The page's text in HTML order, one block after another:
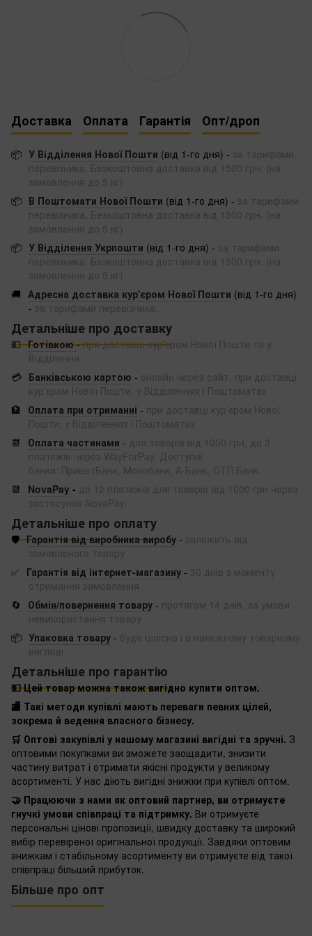
Доставка Оплата Гарантія Опт/дроп
📦 У Відділення Нової Пошти (від 1-го дня) - за тарифами
перевізника. Безкоштовна доставка від 1500 грн. (на
замовлення до 5 кг)
📦 В Поштомати Нової Пошти (від 1-го дня) - за тарифами
перевізника. Безкоштовна доставка від 1500 грн. (на
замовлення до 5 кг)
📦 У Відділення Укрпошти (від 1-го дня) - за тарифами
перевізника. Безкоштовна доставка від 1500 грн. (на
замовлення до 5 кг)
🚚 Адресна доставка кур'єром Нової Пошти (від 1-го дня)
- за тарифами перевізника.
Детальніше про доставку
💵 Готівкою -при доставці кур'єром Нової Пошти та у
Відділення
💳 Банківською картою - онлайн через сайт, при доставці
кур'єром Нової Пошти, у Відділеннях і Поштоматах
🏦
Оплата при отриманні - при доставці кур'єром Нової
Пошти, у Відділеннях і Поштоматах
📆
Оплата частинами - для товарів від 1000 грн, до 3
платежів через WayForPay. Доступні
банки: ПриватБанк, Монобанк, А-Банк, ОТП Банк.
📆
NovaPay - до 12 платежів для товарів від 1000 грн через
застосунок NovaPay.
Детальніше про оплату
🛡️ Гарантія від виробника виробу - залежить від
замовленого товару
✅ Гарантія від інтернет-магазину - 30 днів з моменту
отримання замовлення
🔄
Обмін/повернення товару - протягом 14 днів, за умови
невикористання товару
📦 Упаковка товару - буде цілісна і в належному товарному
вигляді
Детальніше про гарантію
💵 Цей товар можна також вигідно купити оптом.
🏬 Такі методи купівлі мають переваги певних цілей,
зокрема й ведення власного бізнесу.
🛒 Оптові закупівлі у нашому магазині вигідні та зручні. З
оптовими покупками ви зможете заощадити, знизити
частину витрат і отримати якісні продукти у великому
асортименті. У нас діють вигідні знижки при купівлі оптом.
🤝 Працюючи з нами як оптовий партнер, ви отримуєте
гнучкі умови співпраці та підтримку. Ви отримуєте
персональні цінові пропозиції, швидку доставку та широкий
вибір перевіреної оригінальної продукції. Завдяки оптовим
знижкам і стабільному асортименту ви отримуєте від такої
співпраці більший прибуток.
Більше про опт